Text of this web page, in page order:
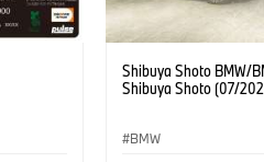
Shibuya Shoto BMW/
Shibuya Shoto (07/
BMW